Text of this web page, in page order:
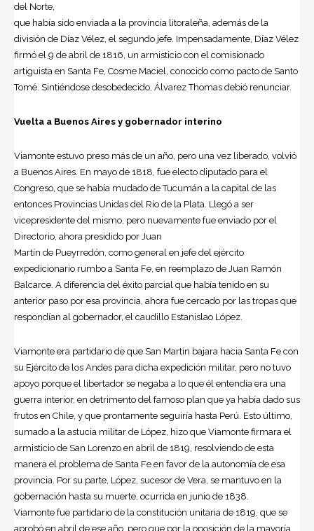
del Norte,
que había sido enviada a la provincia litoraleña, además de la
división de Díaz Vélez, el segundo jefe. Impensadamente, Díaz Vélez
firmó el 9 de abril de 1816, un armisticio con el comisionado
artiguista en Santa Fe, Cosme Maciel, conocido como pacto de Santo
Tomé. Sintiéndose desobedecido, Álvarez Thomas debió renunciar.
Vuelta a Buenos Aires y gobernador interino
Viamonte estuvo preso más de un año, pero una vez liberado, volvió
a Buenos Aires. En mayo de 1818, fue electo diputado para el
Congreso, que se había mudado de Tucumán a la capital de las
entonces Provincias Unidas del Río de la Plata. Llegó a ser
vicepresidente del mismo, pero nuevamente fue enviado por el
Directorio, ahora presidido por Juan
Martín de Pueyrredón, como general en jefe del ejército
expedicionario rumbo a Santa Fe, en reemplazo de Juan Ramón
Balcarce. A diferencia del éxito parcial que había tenido en su
anterior paso por esa provincia, ahora fue cercado por las tropas que
respondían al gobernador, el caudillo Estanislao López.
Viamonte era partidario de que San Martín bajara hacia Santa Fe con
su Ejército de los Andes para dicha expedición militar, pero no tuvo
apoyo porque el libertador se negaba a lo que él entendía era una
guerra interior, en detrimento del famoso plan que ya había dado sus
frutos en Chile, y que prontamente seguiría hasta Perú. Esto último,
sumado a la astucia militar de López, hizo que Viamonte firmara el
armisticio de San Lorenzo en abril de 1819, resolviendo de esta
manera el problema de Santa Fe en favor de la autonomía de esa
provincia. Por su parte, López, sucesor de Vera, se mantuvo en la
gobernación hasta su muerte, ocurrida en junio de 1838.
Viamonte fue partidario de la constitución unitaria de 1819, que se
aprobó en abril de ese año, pero que por la oposición de la mayoría